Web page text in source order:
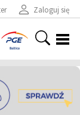
Zaloguj się